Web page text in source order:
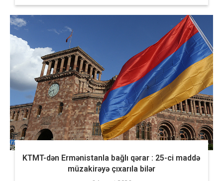
KTMT-dən Ermənistanla bağlı qərar : 25-ci maddə
müzakirəyə çıxarıla bilər